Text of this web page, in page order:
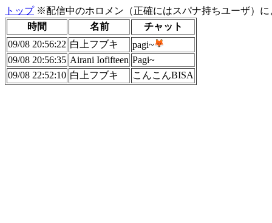
トップ※配信中のホロメン（正確にはスパナ持ちユーザ）
時間
名前
チャット
09/08 20:56:22 白上フブキ
pagi~
09/08 20:56:35 Airani Iofifteen Pagi~
09/08 22:52:10 白上フブキ こんこんBISA